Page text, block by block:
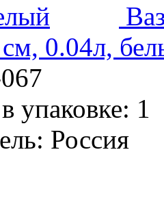
0.04л,
упаковке: 1
Россия